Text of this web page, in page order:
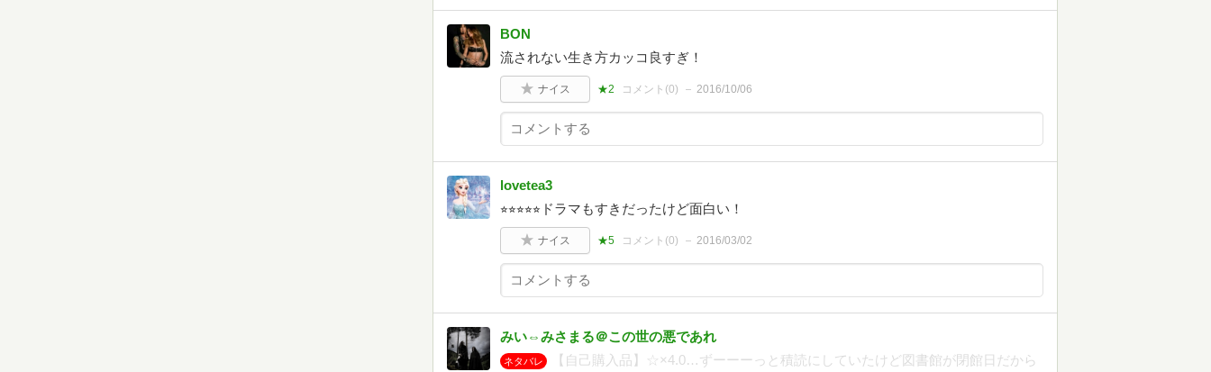
BON
流されない生き方カッコ良すぎ！
ナイス ★2 コメント(0) 2016/10/06
lovetea3
⭐︎⭐︎⭐︎⭐︎⭐︎ドラマもすきだったけど面白い！
ナイス ★5 コメント(0) 2016/03/02
みい⇔みさまる＠この世の悪であれ
ネタバレ 【自己購入品】☆×4.0…ずーーーっと積読にしていたけど図書館が閉館日だから